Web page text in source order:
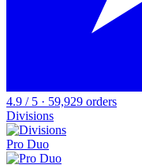
4.9 / 5 · 59,929 orders
Divisions
Pro Duo